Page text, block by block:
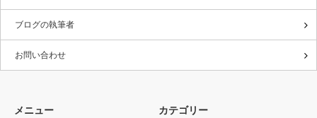
ブログの執筆者
お問い合わせ
メニュー カテゴリー